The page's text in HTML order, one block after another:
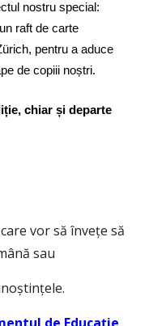
nostru special:
raft de carte
pentru a aduce
de copiii noștri.
chiar și departe
vor să învețe să
sau